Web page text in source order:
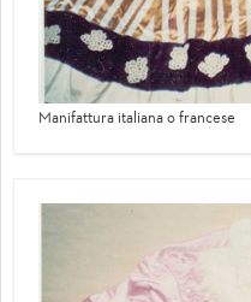
Manifattura italiana o francese